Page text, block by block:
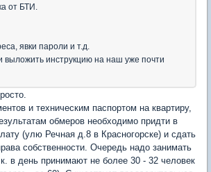
от БТИ.
явки пароли и т.д.
выложить инструкцию на наш уже почти
и техническим паспортом на квартиру,
обмеров необходимо придти в
(улю Речная д.8 в Красногорске) и сдать
собственности. Очередь надо занимать
в день принимают не более 30 - 32 человек